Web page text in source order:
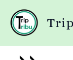
Aller
au